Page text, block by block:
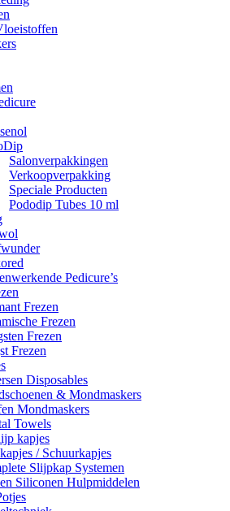
Salonverpakkingen
Verkoopverpakking
Speciale Producten
Pododip Tubes 10 ml
Pedicure’s
Frezen
Frezen
Frezen
Frezen
Disposables
& Mondmaskers
Mondmaskers
Towels
kapjes
/ Schuurkapjes
Slijpkap Systemen
Siliconen Hulpmiddelen